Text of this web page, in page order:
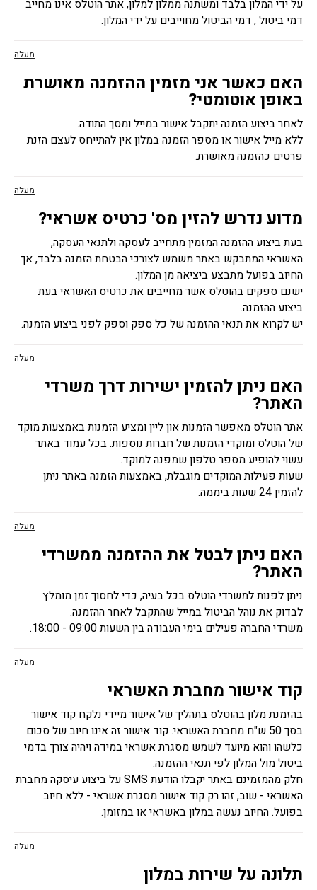
על ידי המלון בלבד ומשתנה ממלון למלון, אתר הוטלס אינו מחייב
דמי ביטול , דמי הביטול מחוייבים על ידי המלון.
מעלה
האם כאשר אני מזמין ההזמנה מאושרת
באופן אוטומטי?
לאחר ביצוע הזמנה יתקבל אישור במייל ומסך התודה.
ללא מייל אישור או מספר הזמנה במלון אין להתייחס לעצם הזנת
פרטים כהזמנה מאושרת.
מעלה
מדוע נדרש להזין מס' כרטיס אשראי?
בעת ביצוע ההזמנה המזמין מתחייב לעסקה ולתנאי העסקה,
האשראי המתבקש באתר משמש לצורכי הבטחת הזמנה בלבד, אך
החיוב בפועל מתבצע ביציאה מן המלון.
ישנם ספקים בהוטלס אשר מחייבים את כרטיס האשראי בעת
ביצוע ההזמנה.
יש לקרוא את תנאי ההזמנה של כל ספק וספק לפני ביצוע הזמנה.
מעלה
האם ניתן להזמין ישירות דרך משרדי
האתר?
אתר הוטלס מאפשר הזמנות און ליין ומציע הזמנות באמצעות מוקד
של הוטלס ומוקדי הזמנות של חברות נוספות. בכל עמוד באתר
עשוי להופיע מספר טלפון שמפנה למוקד.
שעות פעילות המוקדים מוגבלת, באמצעות הזמנה באתר ניתן
להזמין 24 שעות ביממה.
מעלה
האם ניתן לבטל את ההזמנה ממשרדי
האתר?
ניתן לפנות למשרדי הוטלס בכל בעיה, כדי לחסוך זמן מומלץ
לבדוק את נוהל הביטול במייל שהתקבל לאחר ההזמנה.
משרדי החברה פעילים בימי העבודה בין השעות 09:00 - 18:00.
מעלה
קוד אישור מחברת האשראי
בהזמנת מלון בהוטלס בתהליך של אישור מיידי נלקח קוד אישור
בסך 50 ש"ח מחברת האשראי. קוד אישור זה אינו חיוב של סכום
כלשהו והוא מיועד לשמש מסגרת אשראי במידה ויהיה צורך בדמי
ביטול מול המלון לפי תנאי ההזמנה.
חלק מהמזמינם באתר יקבלו הודעת SMS על ביצוע עיסקה מחברת
האשראי - שוב, זהו רק קוד אישור מסגרת אשראי - ללא חיוב
בפועל. החיוב נעשה במלון באשראי או במזומן.
מעלה
תלונה על שירות במלון